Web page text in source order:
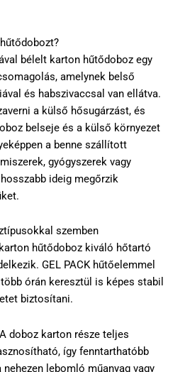
bélelt karton hűtődoboz egy
amelynek belső
és habszivaccsal van ellátva.
a külső hősugárzást, és
belseje és a külső környezet
a benne szállított
gyógyszerek vagy
ideig megőrzik
szemben
hűtődoboz kiváló hőtartó
GEL PACK hűtőelemmel
órán keresztül is képes stabil
biztosítani.
doboz karton része teljes
így fenntarthatóbb
lebomló műanyag vagy